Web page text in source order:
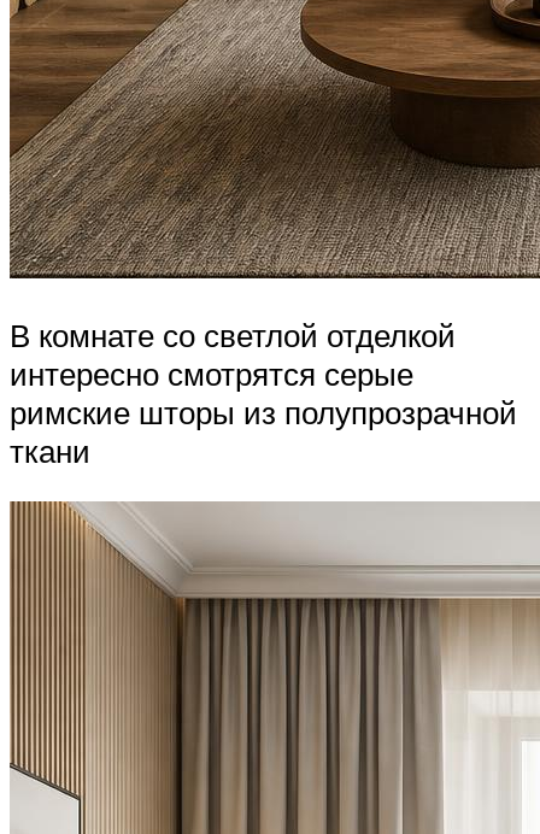
В комнате со светлой отделкой
интересно смотрятся серые
римские шторы из полупрозрачной
ткани